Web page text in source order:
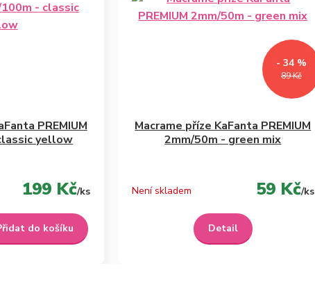
PREMIUM
yellow
199 Kč/ks
do košíku
89 Kč
- 34 %
Macrame příze KaFanta PREMIUM
2mm/50m - green mix
59 Kč/ks
Není skladem
Detail